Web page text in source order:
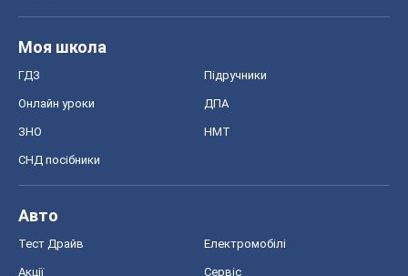
Моя школа
ГДЗ Підручники
Онлайн уроки ДПА
ЗНО НМТ
СНД посібники
Авто
Тест Драйв Електромобілі
Акції Сервіс